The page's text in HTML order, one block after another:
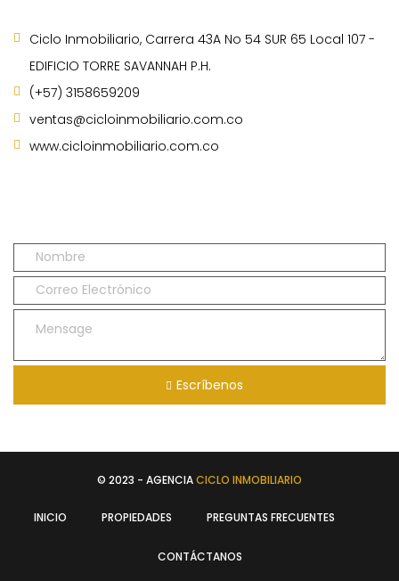
Ciclo Inmobiliario, Carrera 43A No 54 SUR 65 Local 107 -
EDIFICIO TORRE SAVANNAH P.H.
(+57) 3158659209
ventas@cicloinmobiliario.com.co
www.cicloinmobiliario.com.co
Escríbenos
© 2023 - AGENCIACICLO INMOBILIARIO
INICIO PROPIEDADES PREGUNTAS FRECUENTES
CONTÁCTANOS